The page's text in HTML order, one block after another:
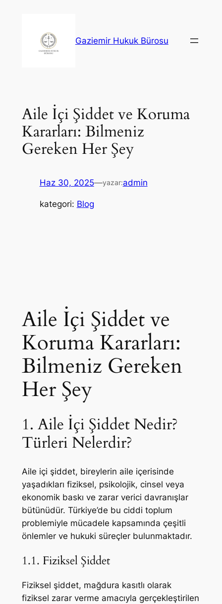
Gaziemir Hukuk Bürosu
Aile İçi Şiddet ve Koruma
Kararları: Bilmeniz
Gereken Her Şey
Haz 30, 2025—yazar:admin
kategori: Blog
Aile İçi Şiddet ve
Koruma Kararları:
Bilmeniz Gereken
Her Şey
1. Aile İçi Şiddet Nedir?
Türleri Nelerdir?
Aile içi şiddet, bireylerin aile içerisinde
yaşadıkları fiziksel, psikolojik, cinsel veya
ekonomik baskı ve zarar verici davranışlar
bütünüdür. Türkiye’de bu ciddi toplum
problemiyle mücadele kapsamında çeşitli
önlemler ve hukuki süreçler bulunmaktadır.
1.1. Fiziksel Şiddet
Fiziksel şiddet, mağdura kasıtlı olarak
fiziksel zarar verme amacıyla gerçekleştirilen